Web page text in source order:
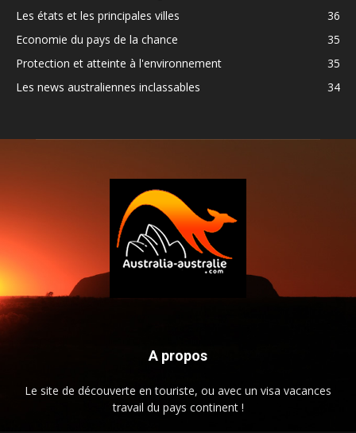
Les états et les principales villes
36
Economie du pays de la chance
35
Protection et atteinte à l'environnement
35
Les news australiennes inclassables
34
A propos
Le site de découverte en touriste, ou avec un visa vacances
travail du pays continent !